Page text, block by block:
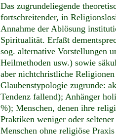
Das zugrundeliegende
fortschreitender, in
Annahme der Ablösung
Spiritualität. Erfaßt
sog. alternative Vorstellungen
Heilmethoden usw.) sowie
aber nichtchristliche
Glaubenstypologie zugrunde:
Tendenz fallend); Anhänger
%); Menschen, denen ihre
Praktiken weniger oder
Menschen ohne religiöse